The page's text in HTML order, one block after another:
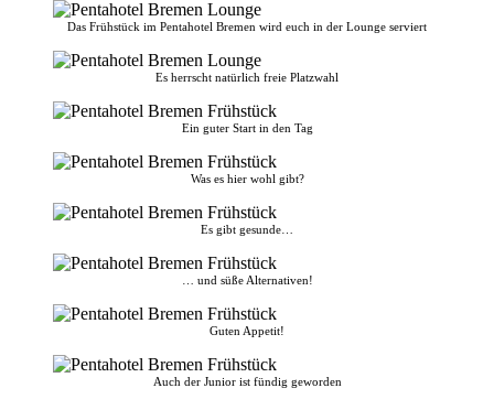
Das Frühstück im Pentahotel Bremen wird euch in der Lounge serviert
Es herrscht natürlich freie Platzwahl
Ein guter Start in den Tag
Was es hier wohl gibt?
Es gibt gesunde…
… und süße Alternativen!
Guten Appetit!
Auch der Junior ist fündig geworden